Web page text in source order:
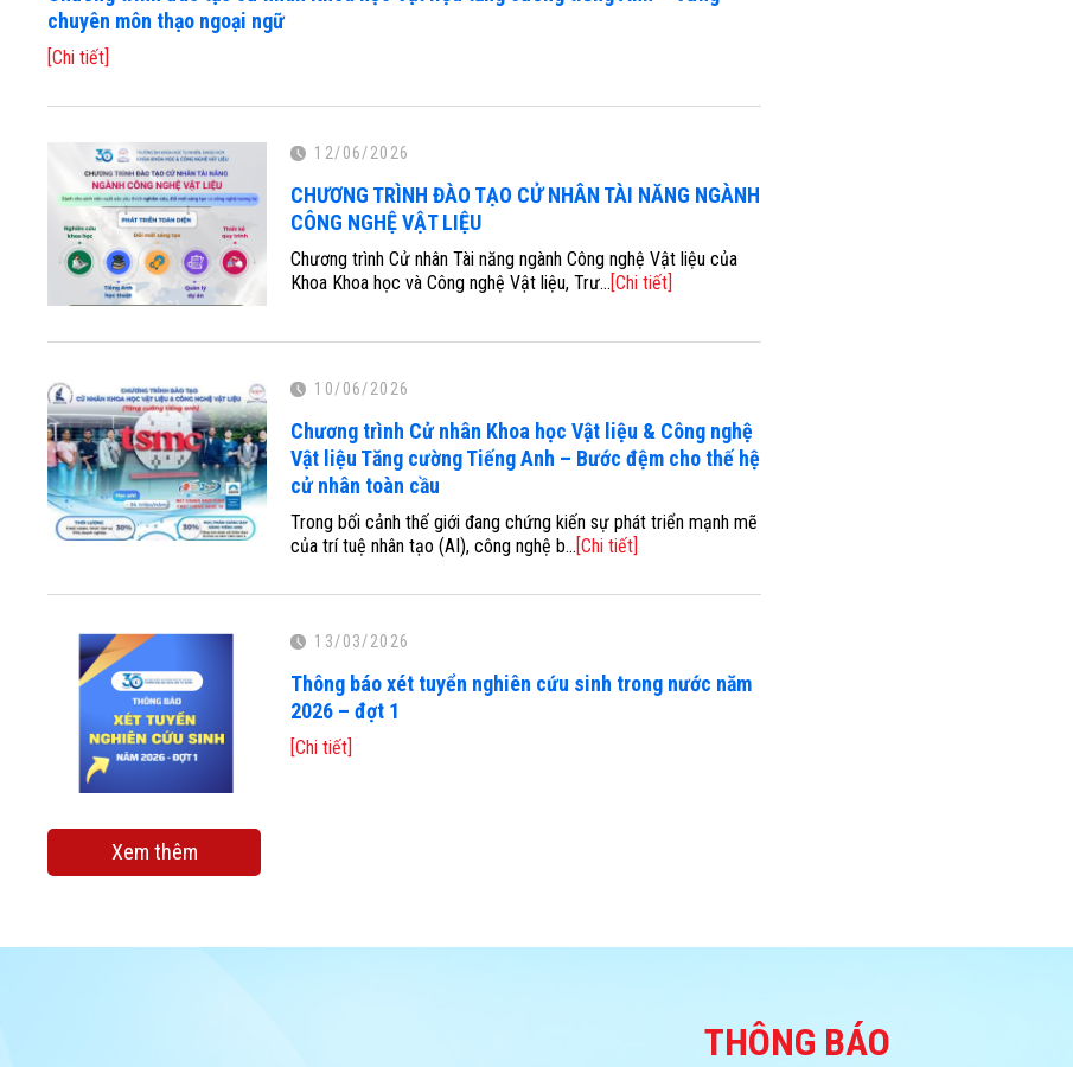
chuyên môn thạo ngoại ngữ
[Chi tiết]
12/06/2026
CHƯƠNG TRÌNH ĐÀO TẠO CỬ NHÂN TÀI NĂNG NGÀNH
CÔNG NGHỆ VẬT LIỆU
Chương trình Cử nhân Tài năng ngành Công nghệ Vật liệu của
Khoa Khoa học và Công nghệ Vật liệu, Trư...[Chi tiết]
10/06/2026
Chương trình Cử nhân Khoa học Vật liệu & Công nghệ
Vật liệu Tăng cường Tiếng Anh – Bước đệm cho thế hệ
cử nhân toàn cầu
Trong bối cảnh thế giới đang chứng kiến sự phát triển mạnh mẽ
của trí tuệ nhân tạo (AI), công nghệ b...[Chi tiết]
13/03/2026
Thông báo xét tuyển nghiên cứu sinh trong nước năm
2026 – đợt 1
[Chi tiết]
Xem thêm
THÔNG BÁO